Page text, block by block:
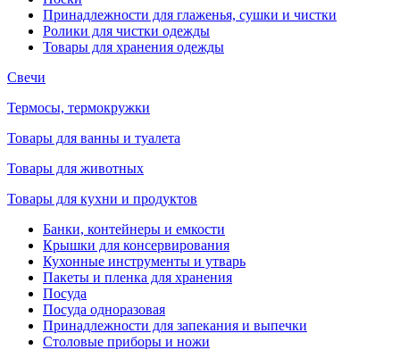
Принадлежности для глаженья, сушки и чистки
Ролики для чистки одежды
Товары для хранения одежды
Свечи
Термосы, термокружки
Товары для ванны и туалета
Товары для животных
Товары для кухни и продуктов
Банки, контейнеры и емкости
Крышки для консервирования
Кухонные инструменты и утварь
Пакеты и пленка для хранения
Посуда
Посуда одноразовая
Принадлежности для запекания и выпечки
Столовые приборы и ножи